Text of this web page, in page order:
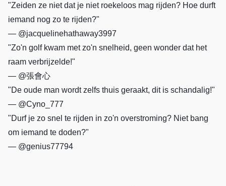
"Zeiden ze niet dat je niet roekeloos mag rijden? Hoe durft
iemand nog zo te rijden?"
— @jacquelinehathaway3997
"Zo'n golf kwam met zo'n snelheid, geen wonder dat het
raam verbrijzelde!"
— @張會心
"De oude man wordt zelfs thuis geraakt, dit is schandalig!"
— @Cyno_777
"Durf je zo snel te rijden in zo'n overstroming? Niet bang
om iemand te doden?"
— @genius77794